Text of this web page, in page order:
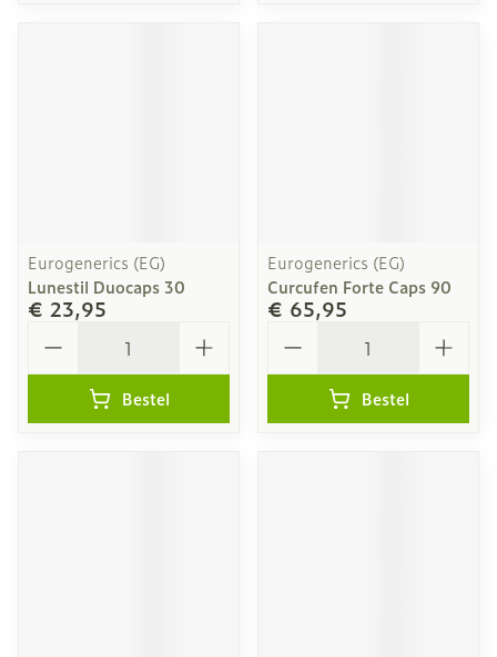
Eurogenerics (EG)
Lunestil Duocaps 30
€ 23,95
Bestel
Eurogenerics (EG)
Curcufen Forte Caps 90
€ 65,95
Bestel